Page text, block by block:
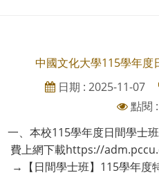
中國文化大學115學年度
日期 : 2025-11-07
點閱
一、本校115學年度日間學士
費上網下載https://
→【日間學士班】115學年度